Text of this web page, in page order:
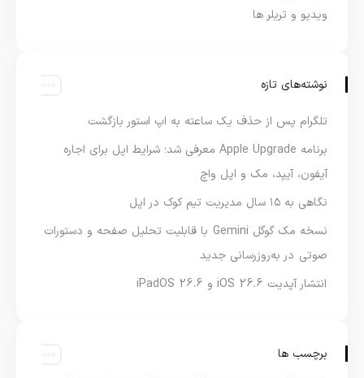
ویدیو و تریلر ها
نوشته‌های تازه
تلگرام پس از حذف یک ساعته به اپ استور بازگشت
برنامه Apple Upgrade معرفی شد؛ شرایط اپل برای اجاره
آیفون، آیپد، مک و اپل واچ
نگاهی به ۱۵ سال مدیریت تیم کوک در اپل
نسخه مک گوگل Gemini با قابلیت تحلیل صفحه و دستورات
صوتی در به‌روزرسانی جدید
انتشار آپدیت iOS 26.6 و iPadOS 26.6
برچسب ها